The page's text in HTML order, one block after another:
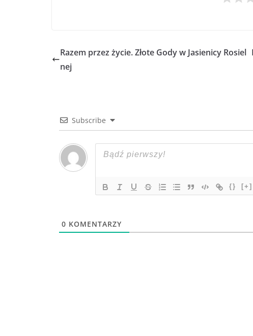
Razem przez życie. Złote Gody w Jasienicy Rosiel
nej
Subscribe
{} [+]
0 KOMENTARZY